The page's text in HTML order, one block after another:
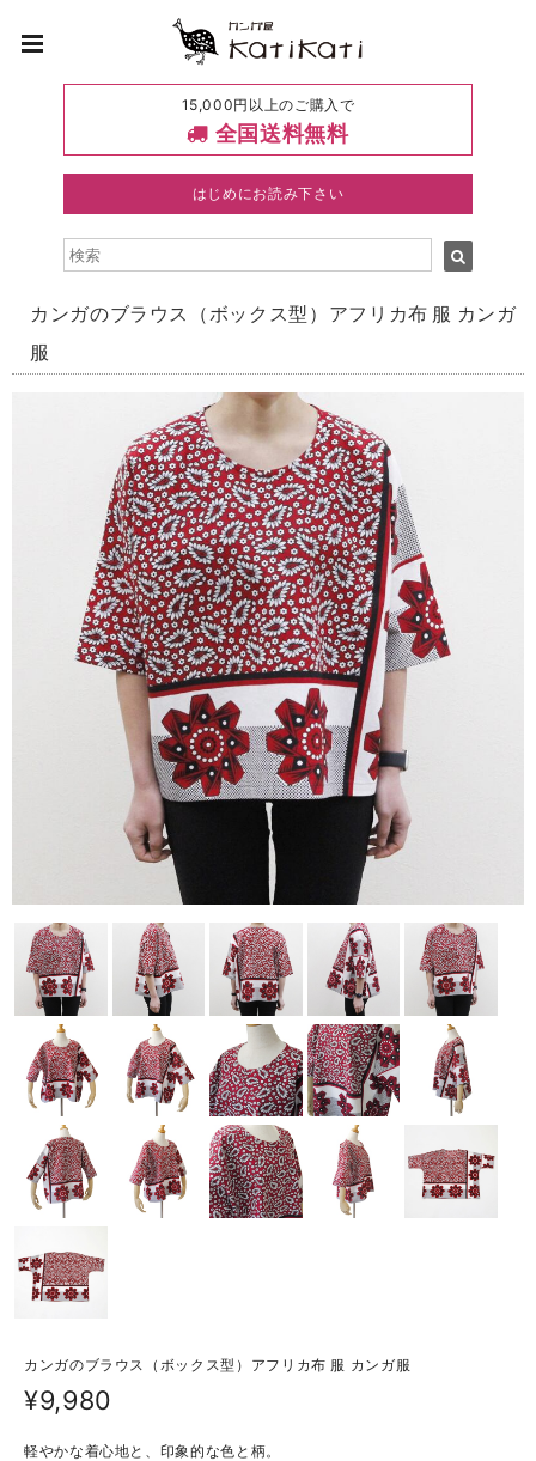
15,000円以上のご購入で
全国送料無料
はじめにお読み下さい
カンガのブラウス（ボックス型）アフリカ布 服 カンガ
服
カンガのブラウス（ボックス型）アフリカ布 服 カンガ服
¥9,980
軽やかな着心地と、印象的な色と柄。